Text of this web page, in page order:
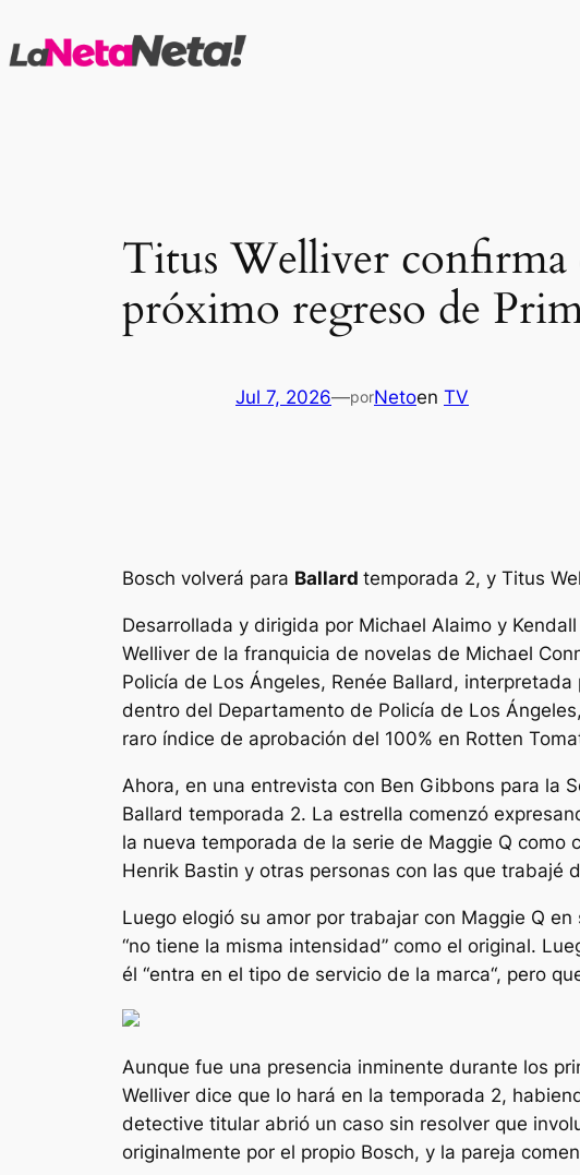
al
Titus Welliver confirma
próximo regreso de
Jul 7, 2026—porNetoen TV
Bosch volverá para Ballard temporada 2, y Titus
Desarrollada y dirigida por Michael Alaimo y
Welliver de la franquicia de novelas de Michael
Policía de Los Ángeles, Renée Ballard,
dentro del Departamento de Policía de Los Ángeles,
raro índice de aprobación del 100% en Rotten
Ahora, en una entrevista con Ben Gibbons para la
Ballard temporada 2. La estrella comenzó
la nueva temporada de la serie de Maggie Q como
Henrik Bastin y otras personas con las que trabajé
Luego elogió su amor por trabajar con Maggie Q en
“no tiene la misma intensidad” como el original.
él “entra en el tipo de servicio de la marca“, pero
Aunque fue una presencia inminente durante los
Welliver dice que lo hará en la temporada 2,
detective titular abrió un caso sin resolver que
originalmente por el propio Bosch, y la pareja